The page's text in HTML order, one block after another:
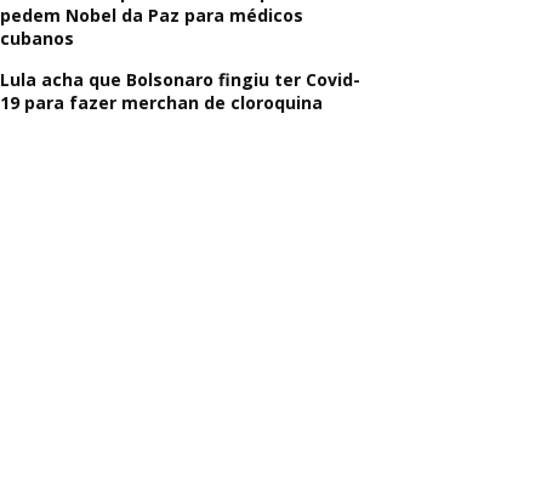
pedem Nobel da Paz para médicos
cubanos
Lula acha que Bolsonaro fingiu ter Covid-
19 para fazer merchan de cloroquina